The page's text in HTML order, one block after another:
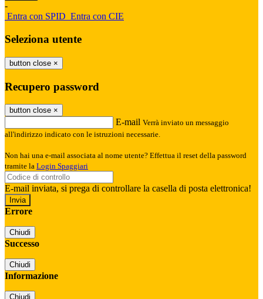
-
Entra con SPID Entra con CIE
Seleziona utente
button close ×
Recupero password
button close ×
E-mail Verrà inviato un messaggio
all'indirizzo indicato con le istruzioni necessarie.
Non hai una e-mail associata al nome utente? Effettua il reset della password
tramite la Login Spaggiari
E-mail inviata, si prega di controllare la casella di posta elettronica!
Errore
Chiudi
Successo
Chiudi
Informazione
Chiudi